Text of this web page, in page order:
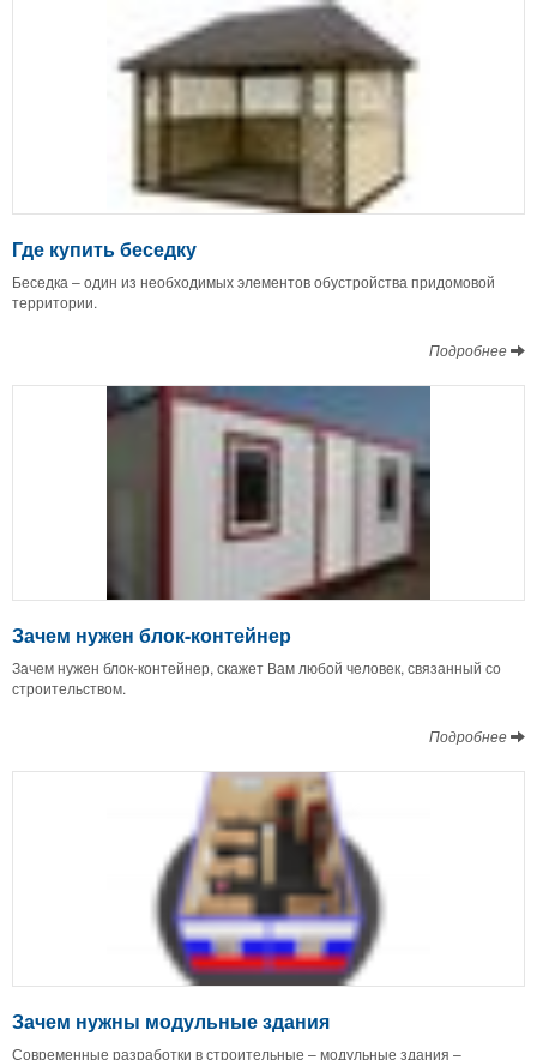
Где купить беседку
Беседка – один из необходимых элементов обустройства придомовой
территории.
Подробнее
Зачем нужен блок-контейнер
Зачем нужен блок-контейнер, скажет Вам любой человек, связанный со
строительством.
Подробнее
Зачем нужны модульные здания
Современные разработки в строительные – модульные здания –